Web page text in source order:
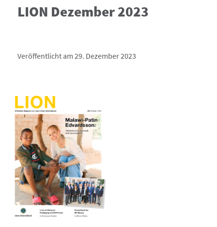
LION Dezember 2023
Veröffentlicht am 29. Dezember 2023